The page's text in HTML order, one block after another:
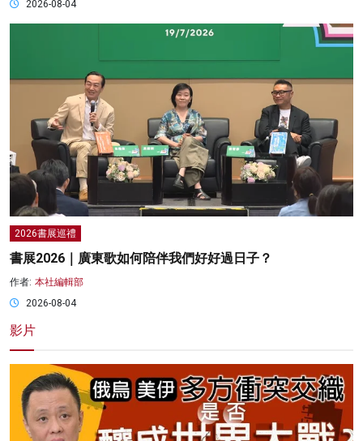
2026-08-04
2026書展巡禮
書展2026｜廣東歌如何陪伴我們好好過日子？
作者: 本社編輯部
2026-08-04
影片